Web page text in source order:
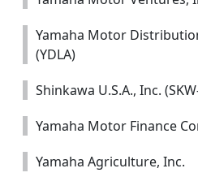
Yamaha Motor
(YDLA)
Shinkawa U.S.A., Inc.
Yamaha Motor Finance
Yamaha Agriculture, Inc.